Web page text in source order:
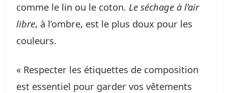
comme le lin ou le coton. Le séchage à l’air
libre, à l’ombre, est le plus doux pour les
couleurs.
« Respecter les étiquettes de composition
est essentiel pour garder vos vêtements